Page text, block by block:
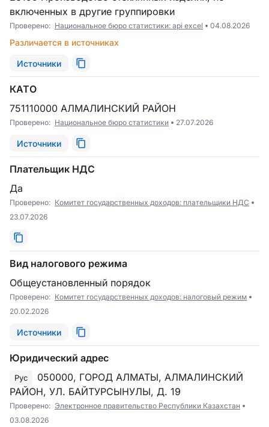
включенных в другие группировки
Проверено: Национальное бюро статистики: api excel 04.08.2026
Различается в источниках
Источники
КАТО
751110000 АЛМАЛИНСКИЙ РАЙОН
Проверено: Национальное бюро статистики 27.07.2026
Источники
Плательщик НДС
Да
Проверено: Комитет государственных доходов: плательщики НДС
23.07.2026
Вид налогового режима
Общеустановленный порядок
Проверено: Комитет государственных доходов: налоговый режим
20.02.2026
Источники
Юридический адрес
Рус
050000, ГОРОД АЛМАТЫ, АЛМАЛИНСКИЙ
РАЙОН, УЛ. БАЙТУРСЫНУЛЫ, Д. 19
Проверено: Электронное правительство Республики Казахстан
03.08.2026